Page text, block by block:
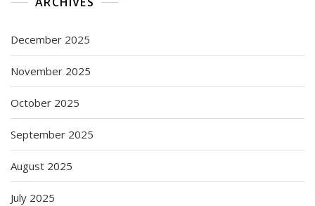
December 2025
November 2025
October 2025
September 2025
August 2025
July 2025